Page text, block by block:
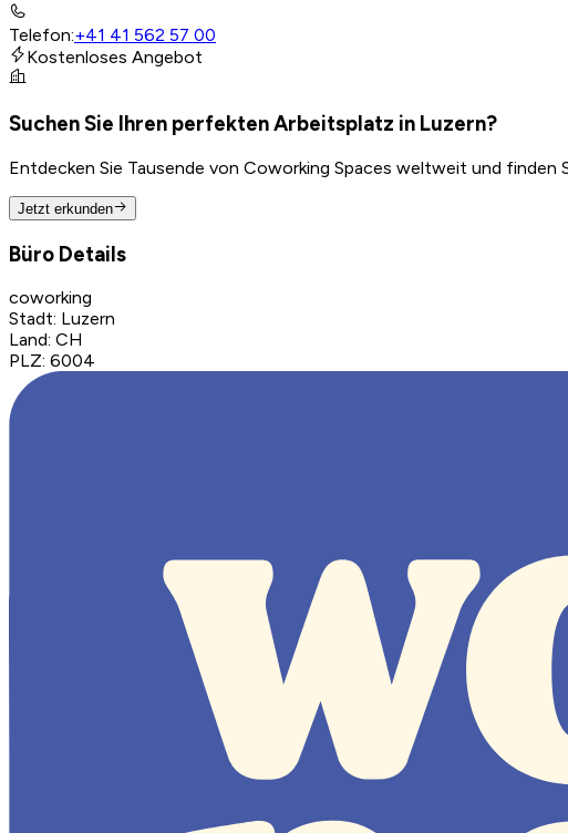
Telefon:+41 41 562 57 00
Kostenloses Angebot
Suchen Sie Ihren perfekten Arbeitsplatz in Luzern?
Entdecken Sie Tausende von Coworking Spaces weltweit und finden
Jetzt erkunden
Büro Details
coworking
Stadt: Luzern
Land: CH
PLZ: 6004